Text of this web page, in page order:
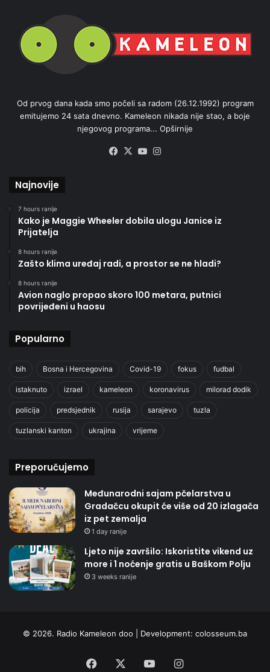
Od prvog dana kada smo počeli sa radom (26.12.1992) program
emitujemo 24 sata dnevno. Kameleon nikada nije stao, a boje
njegovog programa... Opširnije
Facebook
X YouTube
Najnovije
7 hours ranije
Kako je Maggie Wheeler dobila ulogu Janice iz
Prijatelja
8 hours ranije
Zašto klima uređaj radi, a prostor se ne hladi?
8 hours ranije
Avion naglo propao skoro 100 metara, putnici
povrijeđeni u haosu
Popularno
bih Bosna i Hercegovina Covid-19 fokus fudbal
istaknuto izrael kameleon koronavirus milorad dodik
policija predsjednik rusija sarajevo tuzla
tuzlanski kanton ukrajina vrijeme
Preporučujemo
Međunarodni sajam pčelarstva u
Gradačcu okupit će više od 20 izlagača
iz pet zemalja
1 day ranije
Ljeto nije završilo: Iskoristite vikend uz
more i 1 noćenje gratis u Baškom Polju
3 weeks ranije
© 2026. Radio Kameleon doo | Development: colosseum.ba
Facebook YouTubeInstagram